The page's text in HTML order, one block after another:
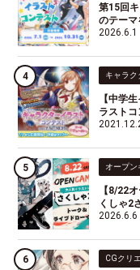
第15回
のテーマ
2026.6.1
キャラク
【中学
ラストコ
オープン
【8/22
くしゃ2
2026.6.6
CGクリ